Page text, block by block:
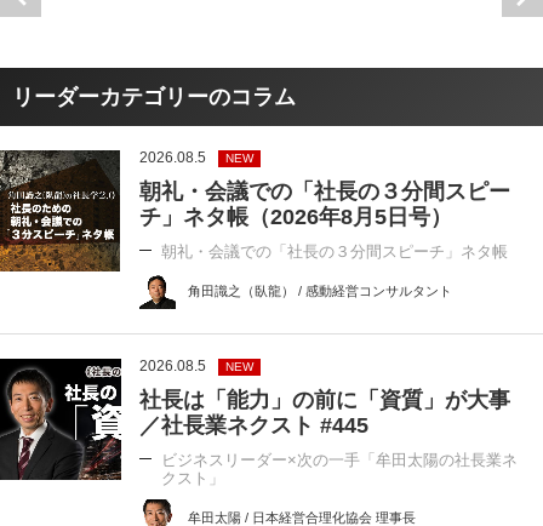
リーダーカテゴリーのコラム
2026.08.5 NEW
朝礼・会議での「社長の３分間スピー
チ」ネタ帳（2026年8月5日号）
朝礼・会議での「社長の３分間スピーチ」ネタ帳
角田識之（臥龍） / 感動経営コンサルタント
2026.08.5 NEW
社長は「能力」の前に「資質」が大事
／社長業ネクスト #445
ビジネスリーダー×次の一手「牟田太陽の社長業ネ
クスト」
牟田太陽 / 日本経営合理化協会 理事長